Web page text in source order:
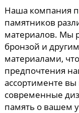
Наша компания
памятников
материалов. Мы
бронзой и
материалами,
предпочтения
ассортименте вы
современные
память о вашем